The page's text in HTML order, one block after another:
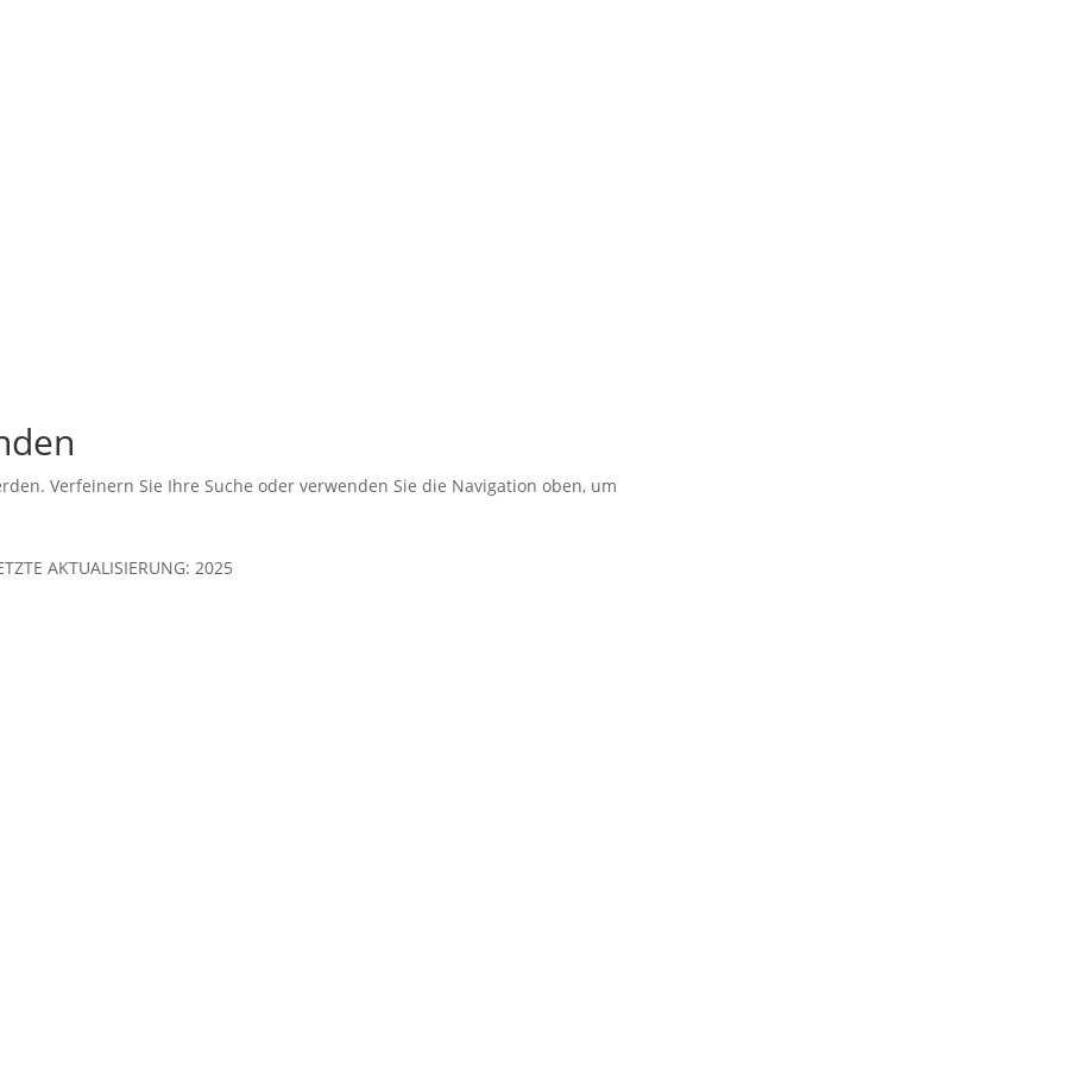
Verfeinern Sie Ihre Suche oder verwenden Sie die Navigation oben, um
AKTUALISIERUNG: 2025